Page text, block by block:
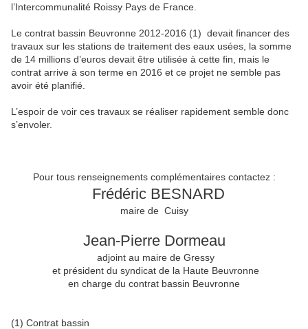
l’Intercommunalité Roissy Pays de France.
Le contrat bassin Beuvronne 2012-2016 (1) devait financer des
travaux sur les stations de traitement des eaux usées, la somme
de 14 millions d’euros devait être utilisée à cette fin, mais le
contrat arrive à son terme en 2016 et ce projet ne semble pas
avoir été planifié.
L’espoir de voir ces travaux se réaliser rapidement semble donc
s’envoler.
Pour tous renseignements complémentaires contactez :
Frédéric BESNARD
maire de Cuisy
Jean-Pierre Dormeau
adjoint au maire de Gressy
et président du syndicat de la Haute Beuvronne
en charge du contrat bassin Beuvronne
(1) Contrat bassin